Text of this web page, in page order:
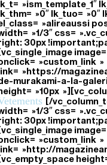
»ism_template_1″
»0″ lk_tuo=
»alireaussi
»1/3″ css=
30px
»custom_link »
»https://
murakami-a-la-
»10px
[/
»1/3″ css=
30px
»custom_link »
»http://